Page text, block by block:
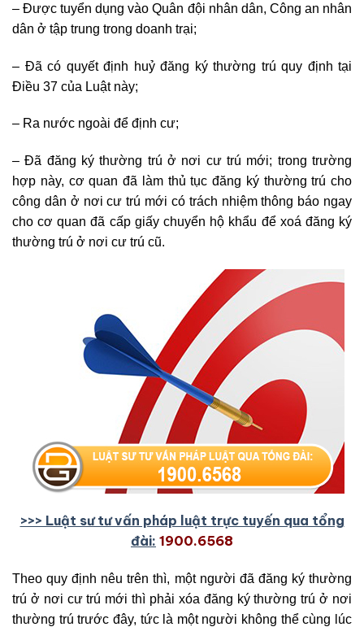
– Được tuyển dụng vào Quân đội nhân dân, Công an nhân
dân ở tập trung trong doanh trại;
– Đã có quyết định huỷ đăng ký thường trú quy định tại
Điều 37 của Luật này;
– Ra nước ngoài để định cư;
– Đã đăng ký thường trú ở nơi cư trú mới; trong trường
hợp này, cơ quan đã làm thủ tục đăng ký thường trú cho
công dân ở nơi cư trú mới có trách nhiệm thông báo ngay
cho cơ quan đã cấp giấy chuyển hộ khẩu để xoá đăng ký
thường trú ở nơi cư trú cũ.
>>> Luật sư tư vấn pháp luật trực tuyến qua tổng
đài: 1900.6568
Theo quy định nêu trên thì, một người đã đăng ký thường
trú ở nơi cư trú mới thì phải xóa đăng ký thường trú ở nơi
thường trú trước đây, tức là một người không thể cùng lúc